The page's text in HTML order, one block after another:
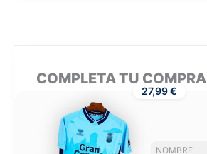
COMPLETA TU COMPRA
27,99 €